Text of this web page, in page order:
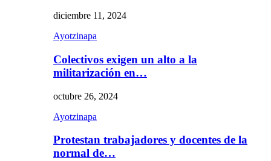
diciembre 11, 2024
Ayotzinapa
Colectivos exigen un alto a la
militarización en…
octubre 26, 2024
Ayotzinapa
Protestan trabajadores y docentes de la
normal de…